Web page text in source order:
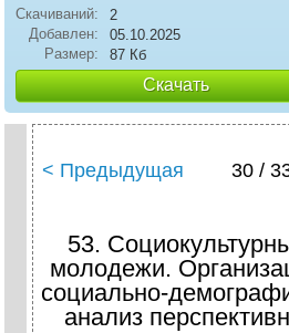
Скачиваний:
2
Добавлен:
05.10.2025
Размер:
87 Кб
Скачать
< Предыдущая 30 /
53.
молодежи.
социально-
анализ